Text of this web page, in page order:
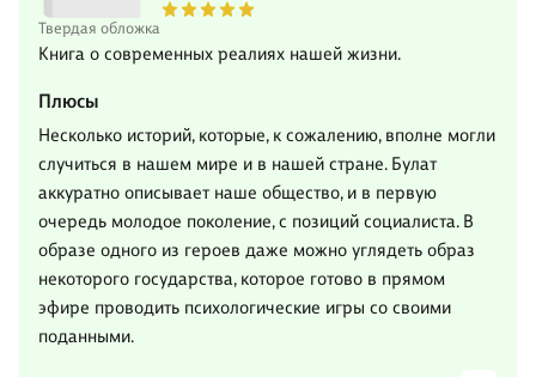
Твердая обложка
Книга о современных реалиях нашей жизни.
Плюсы
Несколько историй, которые, к сожалению, вполне могли
случиться в нашем мире и в нашей стране. Булат
аккуратно описывает наше общество, и в первую
очередь молодое поколение, с позиций социалиста. В
образе одного из героев даже можно углядеть образ
некоторого государства, которое готово в прямом
эфире проводить психологические игры со своими
поданными.